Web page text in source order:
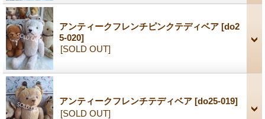
アンティークフレンチピンクテディベア [do2
5-020]
[SOLD OUT]
アンティークフレンチテディベア [do25-019]
[SOLD OUT]